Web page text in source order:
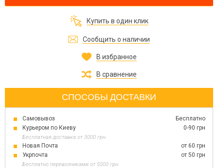
Купить в один клик
Сообщить о наличии
В избранное
В сравнение
СПОСОБЫ ДОСТАВКИ
Самовывоз
Бесплатно
Курьером по Киеву
0-90 грн
Бесплатная доставка от 3000 грн
Новая Почта
от 60 грн
Укрпочта
от 50 грн
Бесплатно перевозчиками от 5000 грн